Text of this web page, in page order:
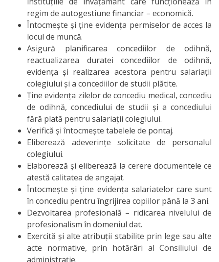
simulare
Instruirea
practică
Voluntariat
Asigurarea
calității
Activității
CEIAC
Acte
reglatorii
Internațional
Admitere
regim de autogestiune financiar – economică.
Întocmește și ține evidența permiselor de acces la
locul de muncă.
Asigură planificarea concediilor de odihnă,
reactualizarea duratei concediilor de odihnă,
evidența și realizarea acestora pentru salariații
colegiului și a concediilor de studii plătite.
Ține evidența zilelor de concediu medical, concediu
de odihnă, concediului de studii și a concediului
fără plată pentru salariații colegiului.
Verifică și întocmește tabelele de pontaj.
Eliberează adeverințe solicitate de personalul
colegiului.
Elaborează și eliberează la cerere documentele ce
atestă calitatea de angajat.
Întocmește și ține evidența salariatelor care sunt
în concediu pentru îngrijirea copiilor până la 3 ani.
Dezvoltarea profesională – ridicarea nivelului de
profesionalism în domeniul dat.
Exercită și alte atribuții stabilite prin lege sau alte
acte normative, prin hotărâri al Consiliului de
administrație.